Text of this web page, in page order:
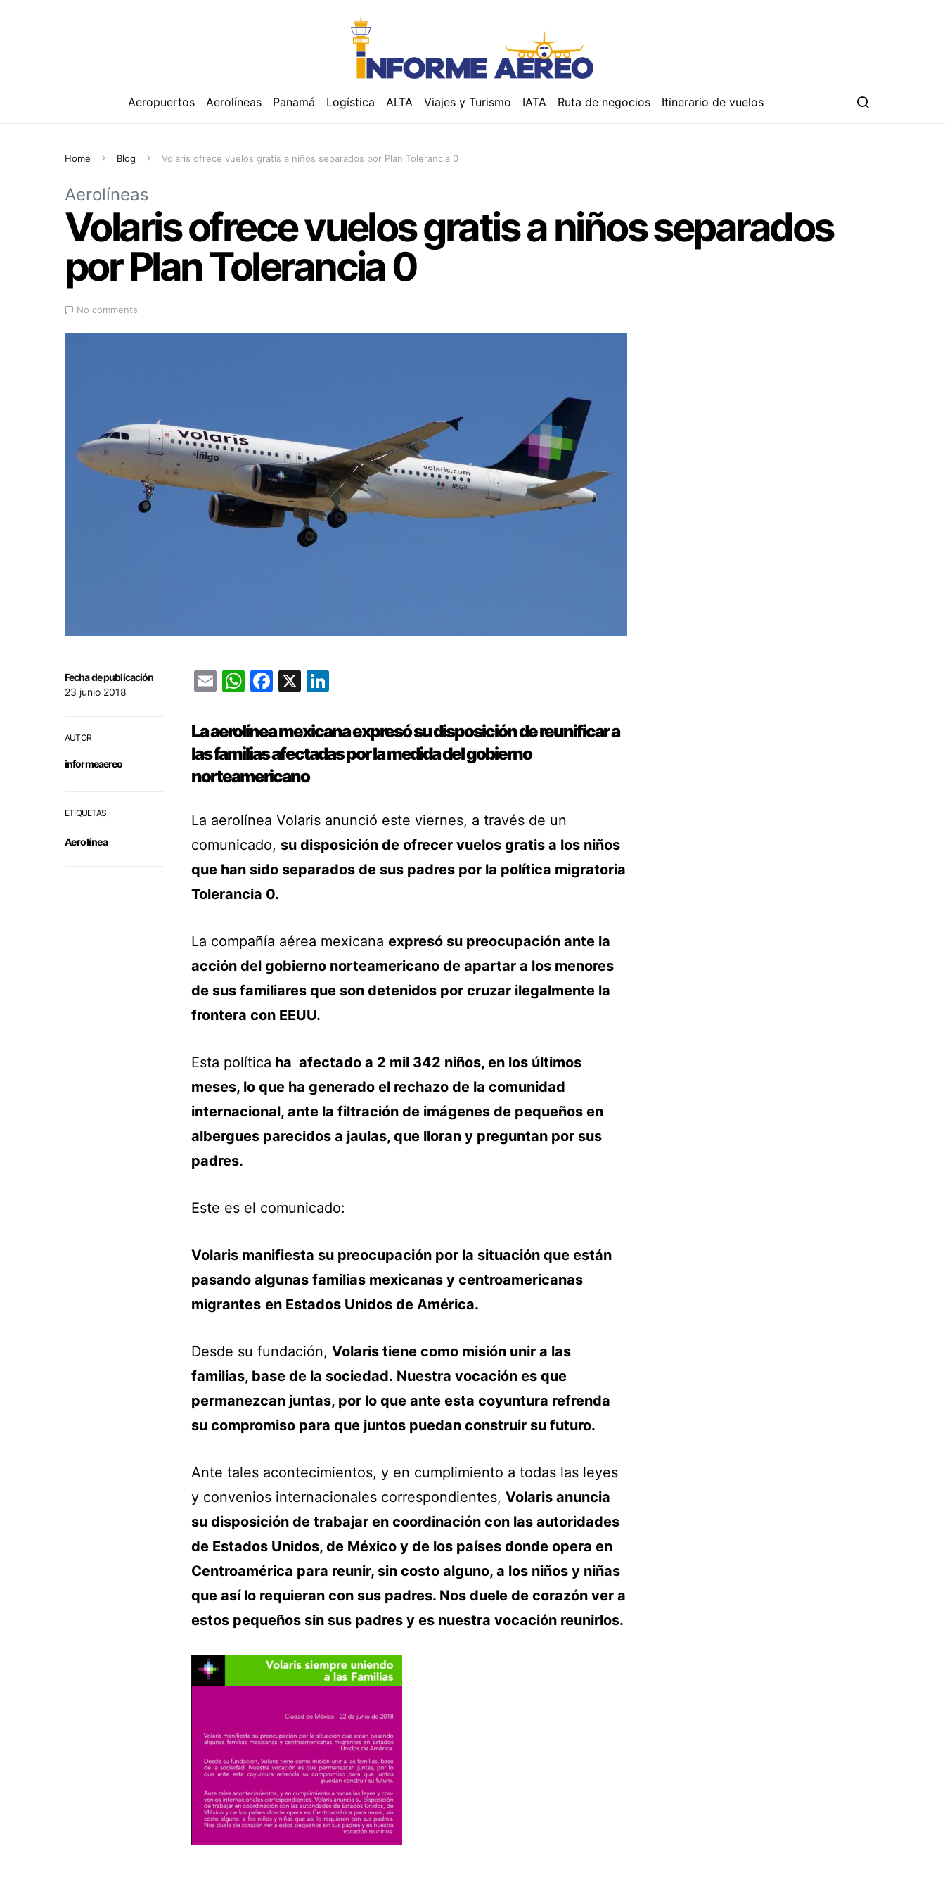
Aeropuertos Aerolíneas Panamá Logística ALTA Viajes y Turismo IATA Ruta de negocios Itinerario de vuelos
Home Blog Volaris ofrece vuelos gratis a niños separados por Plan Tolerancia 0
Aerolíneas
Volaris ofrece vuelos gratis a niños separados
por Plan Tolerancia 0
No comments
Fecha de publicación
23 junio 2018
AUTOR
informeaereo
ETIQUETAS
Aerolínea
EmailWhatsApp
Facebook
X
La aerolínea mexicana expresó su disposición de reunificar a
las familias afectadas por la medida del gobierno
norteamericano
La aerolínea Volaris anunció este viernes, a través de un
comunicado, su disposición de ofrecer vuelos gratis a los niños
que han sido separados de sus padres por la política migratoria
Tolerancia 0.
La compañía aérea mexicana expresó su preocupación ante la
acción del gobierno norteamericano de apartar a los menores
de sus familiares que son detenidos por cruzar ilegalmente la
frontera con EEUU.
Esta política ha afectado a 2 mil 342 niños, en los últimos
meses, lo que ha generado el rechazo de la comunidad
internacional, ante la filtración de imágenes de pequeños en
albergues parecidos a jaulas, que lloran y preguntan por sus
padres.
Este es el comunicado:
Volaris manifiesta su preocupación por la situación que están
pasando algunas familias mexicanas y centroamericanas
migrantes en Estados Unidos de América.
Desde su fundación, Volaris tiene como misión unir a las
familias, base de la sociedad. Nuestra vocación es que
permanezcan juntas, por lo que ante esta coyuntura refrenda
su compromiso para que juntos puedan construir su futuro.
Ante tales acontecimientos, y en cumplimiento a todas las leyes
y convenios internacionales correspondientes, Volaris anuncia
su disposición de trabajar en coordinación con las autoridades
de Estados Unidos, de México y de los países donde opera en
Centroamérica para reunir, sin costo alguno, a los niños y niñas
que así lo requieran con sus padres. Nos duele de corazón ver a
estos pequeños sin sus padres y es nuestra vocación reunirlos.